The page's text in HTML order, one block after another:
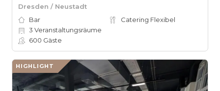
Dresden / Neustadt
Bar
Catering Flexibel
3 Veranstaltungsräume
600 Gäste
HIGHLIGHT